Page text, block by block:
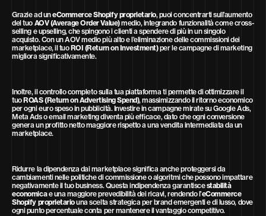
Grazie ad uneCommerce Shopify proprietario, puoi concentrarti sull’aumento
del tuo AOV (Average Order Value)medio, integrando funzionalità come cross-
selling e upselling, che spingono i clienti a spendere di più in un singolo
acquisto. Con un AOV medio più alto e l’eliminazione delle commissioni dei
marketplace, il tuoROI (Return on Investment)per le campagne di marketing
migliora significativamente.
Inoltre, il controllo completo sulla tua piattaforma ti permette di ottimizzare il
tuoROAS (Return on Advertising Spend), massimizzando il ritorno economico
per ogni euro speso in pubblicità. Investire in campagne mirate su Google Ads,
Meta Ads o email marketing diventa più efficace, dato che ogni conversione
genera un profitto netto maggiore rispetto a una vendita intermediata da un
marketplace.
Ridurre la dipendenza dai marketplace significa anche proteggersi da
cambiamenti nelle politiche di commissione o algoritmi che possono impattare
negativamente il tuo business. Questa indipendenza garantiscestabilità
economicae una maggiore prevedibilità dei ricavi, rendendo l’eCommerce
Shopify proprietariouna scelta strategica per brand emergenti e di lusso, dove
ogni punto percentuale conta per mantenere il vantaggio competitivo.